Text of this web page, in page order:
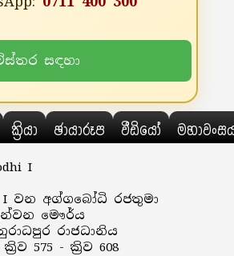
සඳහා
ක්‍රියා ඡායාරූප වීඩියෝ
I වන අග්ගබෝධි රජතුමා
මෞර්ය
රාජධානිය
ක්‍රිව 575 - ක්‍රිව 608